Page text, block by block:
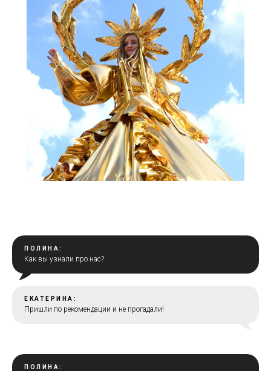
ПОЛИНА:
Как вы узнали про нас?
ЕКАТЕРИНА:
Пришли по рекомендации и не прогадали!
ПОЛИНА: